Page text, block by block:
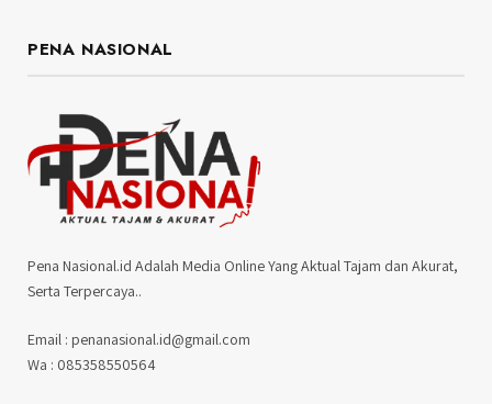
PENA NASIONAL
Pena Nasional.id Adalah Media Online Yang Aktual Tajam dan Akurat,
Serta Terpercaya..
Email : penanasional.id@gmail.com
Wa : 085358550564